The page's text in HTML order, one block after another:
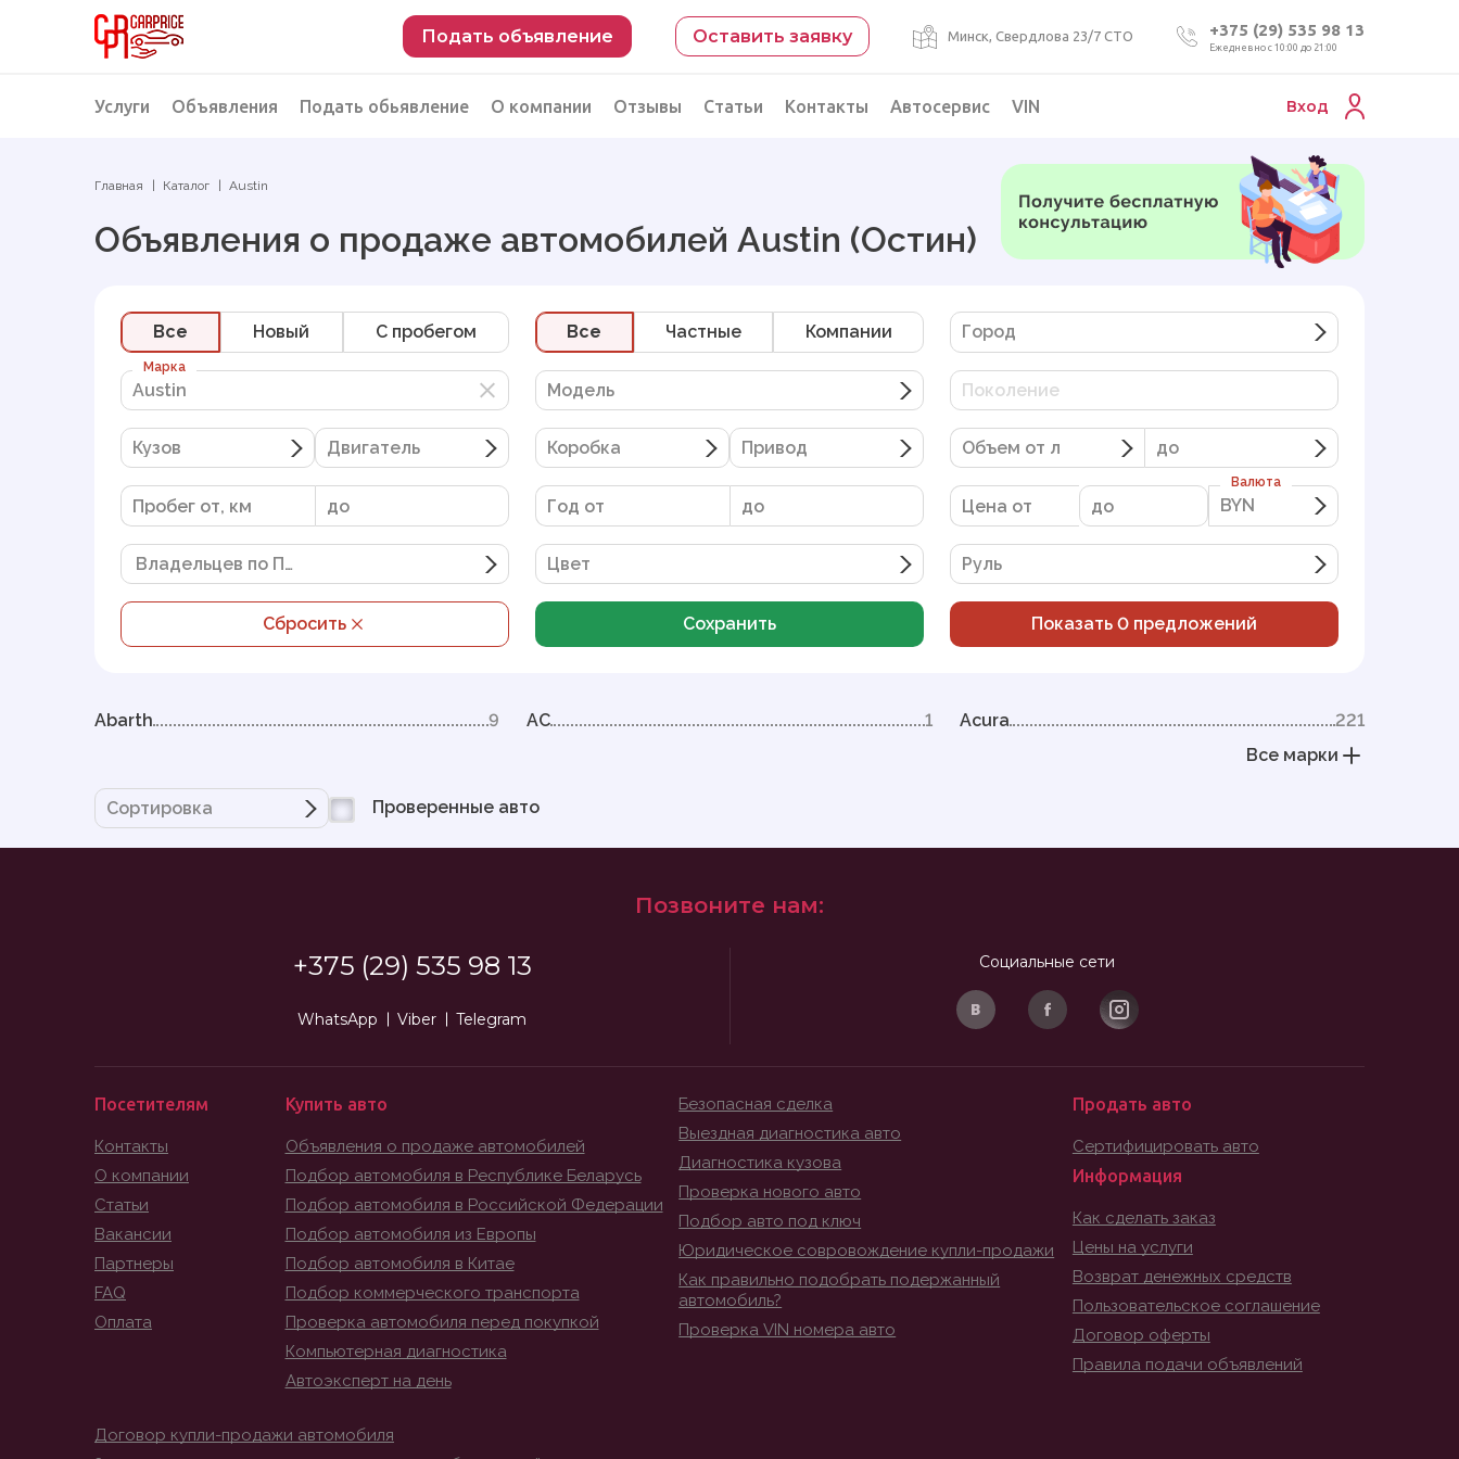
Подать объявление Оставить заявку Минск, Свердлова 23/7 СТО +375 (29) 535 98 13
Ежедневно с 10:00 до 21:00
Услуги
Подбор автомобиля
Подбор автомобиля из Европы
Проверка VIN номера авто
Пригон авто из Беларуси
Объявления Подать обьявление
Разместить объявление о продаже
О компании Отзывы Статьи Контакты Автосервис VIN Вход
Главная Каталог Austin
Объявления о продаже автомобилей Austin (Остин)
Все Новый C пробегом Все Частные Компании Город
AustinAustin
Марка
Модель Поколение
Кузов Двигатель Коробка Привод Объем от л до
BYN
BYN
Валюта
Владельцев по ПТС Цвет Руль
Сбросить Сохранить Показать 0 предложений
Abarth 9 AC 1 Acura
221
Все марки
Сортировка Проверенные авто
Позвоните нам:
+375 (29) 535 98 13
WhatsApp Viber Telegram
Социальные сети
Посетителям
Контакты
О компании
Статьи
Вакансии
Партнеры
FAQ
Оплата
Купить авто
Объявления о продаже автомобилей
Подбор автомобиля в Республике Беларусь
Подбор автомобиля в Российской Федерации
Подбор автомобиля из Европы
Подбор автомобиля в Китае
Подбор коммерческого транспорта
Проверка автомобиля перед покупкой
Компьютерная диагностика
Автоэксперт на день
Безопасная сделка
Выездная диагностика авто
Диагностика кузова
Проверка нового авто
Подбор авто под ключ
Юридическое совровождение купли-продажи
Как правильно подобрать подержанный
автомобиль?
Проверка VIN номера авто
Продать авто
Сертифицировать авто
Информация
Как сделать заказ
Цены на услуги
Возврат денежных средств
Пользовательское соглашение
Договор оферты
Правила подачи объявлений
Договор купли-продажи автомобиля